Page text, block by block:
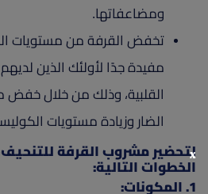
ومضاعفاتها.
تخفض القرفة من مستويات
مفيدة جدًا لأولئك الذين
القلبية، وذلك من خلال خفض
الضار وزيادة مستويات
لتحضير مشروب القرفة
الخطوات التالية:
1. المكونات:
x